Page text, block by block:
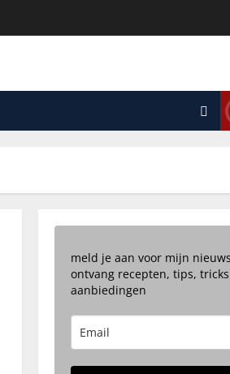
meld je aan voor mijn
ontvang recepten, tips,
aanbiedingen